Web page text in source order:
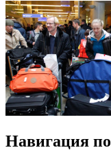
Навигация